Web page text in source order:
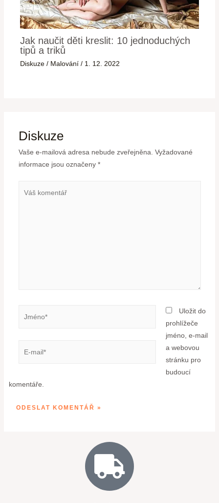
Jak naučit děti kreslit: 10 jednoduchých
tipů a triků
Diskuze / Malování / 1. 12. 2022
Diskuze
Vaše e-mailová adresa nebude zveřejněna. Vyžadované
informace jsou označeny *
Uložit do
prohlížeče
jméno, e-mail
a webovou
stránku pro
budoucí
komentáře.